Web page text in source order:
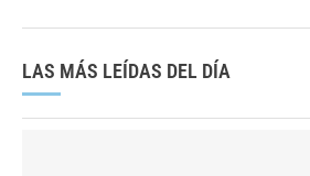
LAS MÁS LEÍDAS DEL DÍA